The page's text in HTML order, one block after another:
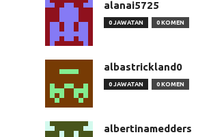
alanai5725
0 JAWATAN 0 KOMEN
albastrickland0
0 JAWATAN 0 KOMEN
albertinamedders